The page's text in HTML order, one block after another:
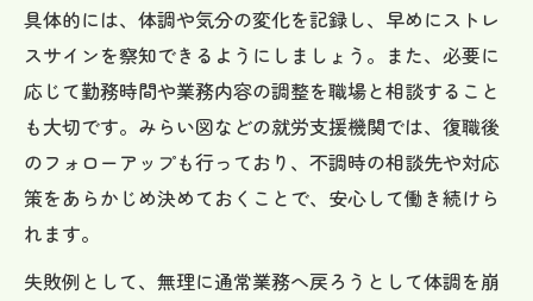
具体的には、体調や気分の変化を記録し、早めにストレ
スサインを察知できるようにしましょう。また、必要に
応じて勤務時間や業務内容の調整を職場と相談すること
も大切です。みらい図などの就労支援機関では、復職後
のフォローアップも行っており、不調時の相談先や対応
策をあらかじめ決めておくことで、安心して働き続けら
れます。
失敗例として、無理に通常業務へ戻ろうとして体調を崩